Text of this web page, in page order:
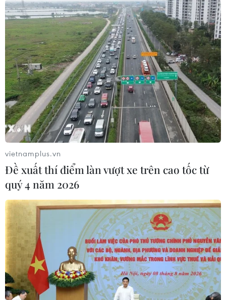
07/08/2026 04:08
Bỉ tìm ra hướng đi mới trong điều trị
ung thư gan di căn
07/08/2026 04:05
Nga thoái vốn nhà nước khỏi Sân bay
Quốc tế Sheremetyevo
Nga thông báo tấn công căn
cứ ngầm của Ukraine
06/08/2026 16:21
Tây Ban Nha: 100 người thiệt mạng
trong vụ vượt biển ồ ạt vào Ceuta
06/08/2026 16:03
vietnamplus.vn
Đề xuất thí điểm làn vượt xe trên cao tốc từ
quý 4 năm 2026